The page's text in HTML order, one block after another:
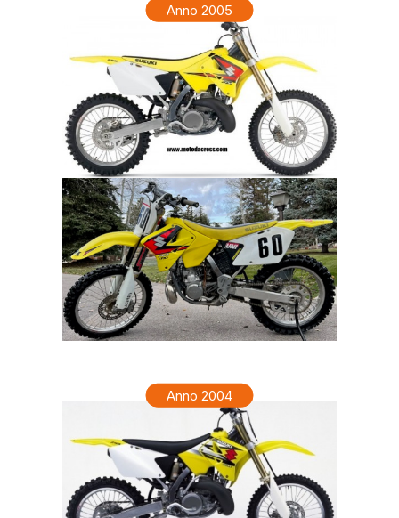
Anno 2005
Anno 2004